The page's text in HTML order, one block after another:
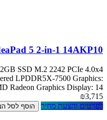
5 2-in-1 14AKP10
SSD M.2 2242 PCIe 4.0x4
LPDDR5X-7500 Graphics:
Radeon Graphics Display: 14
₪3,715
לפרטים והצעת מחיר
הוסף לסל